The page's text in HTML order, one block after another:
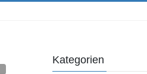
Kategorien